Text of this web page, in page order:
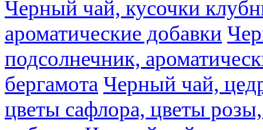
Черный чай, кусочки
ароматические добавки
подсолнечник,
бергамота Черный чай,
цветы сафлора, цветы